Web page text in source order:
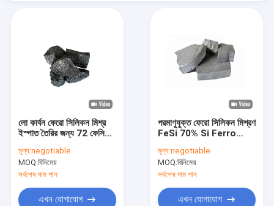
লো কার্বন ফেরো সিলিকন মিশ্র
ইস্পাত তৈরির জন্য 72 ফেসি
মূল্য:negotiable
MOQ:বিনিমেয়
সর্বশেষ দাম পান
এখন যোগাযোগ
পরমাণুযুক্ত ফেরো সিলিকন মিশ্রণ
FeSi 70% Si Ferro
জন্য
মূল্য:negotiable
MOQ:বিনিমেয়
সর্বশেষ দাম পান
এখন যোগাযোগ